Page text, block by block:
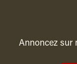
Annoncez sur